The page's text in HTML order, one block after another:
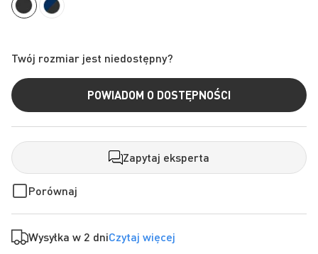
Zapytaj eksperta
Porównaj
Wysyłka w 2 dniCzytaj więcej
Twój rozmiar jest niedostępny?
POWIADOM O DOSTĘPNOŚCI